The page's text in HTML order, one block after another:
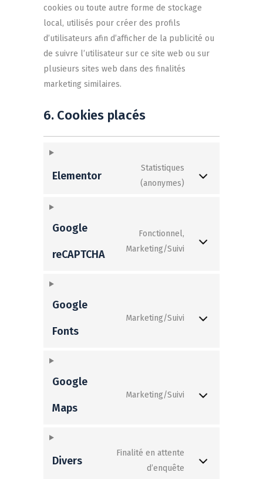
cookies ou toute autre forme de stockage
local, utilisés pour créer des profils
d’utilisateurs afin d’afficher de la publicité ou
de suivre l’utilisateur sur ce site web ou sur
plusieurs sites web dans des finalités
marketing similaires.
6. Cookies placés
Elementor
Statistiques
(anonymes)
Google
reCAPTCHA
Fonctionnel,
Marketing/Suivi
Google
Fonts
Marketing/Suivi
Google
Maps
Marketing/Suivi
Divers
Finalité en attente
d’enquête